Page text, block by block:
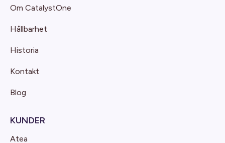
Om CatalystOne
Hållbarhet
Historia
Kontakt
Blog
KUNDER
Atea